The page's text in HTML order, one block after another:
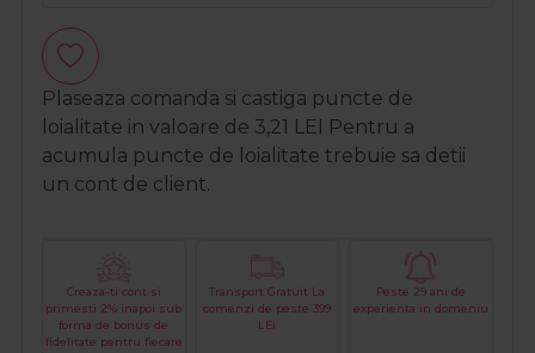
Plaseaza comanda si castiga puncte de
loialitate in valoare de 3,21 LEI Pentru a
acumula puncte de loialitate trebuie sa detii
un cont de client.
Creaza-ti cont si
primesti 2% inapoi sub
forma de bonus de
fidelitate pentru fiecare
Transport Gratuit La
comenzi de peste 399
LEI
Peste 29 ani de
experienta in domeniu